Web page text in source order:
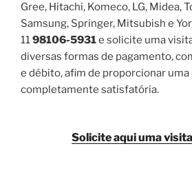
Gree, Hitachi, Komeco, LG, Midea,
Samsung, Springer, Mitsubish e
1198106-5931e solicite uma
diversas formas de pagamento,
e débito, afim de proporcionar
completamente satisfatória.
Solicite aqui uma